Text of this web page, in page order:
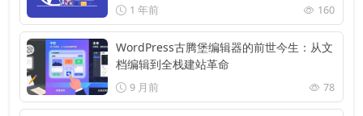
1 年前 160
WordPress古腾堡编辑器的前世今生：从文
档编辑到全栈建站革命
9 月前 78